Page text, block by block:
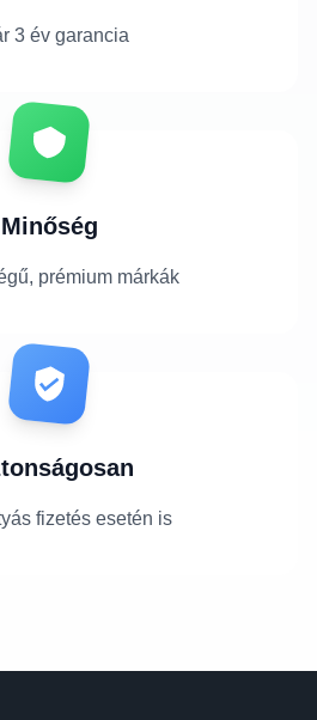
3 év garancia
Minőség
prémium márkák
fizetés esetén is